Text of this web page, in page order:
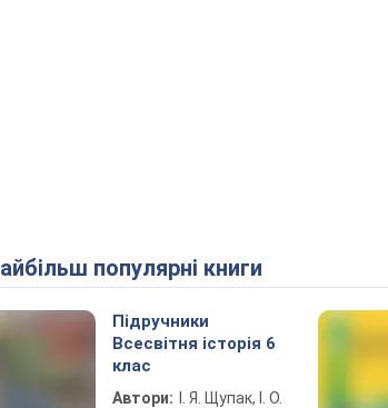
Найбільш популярні книги
Підручники
Всесвітня історія 6
клас
Автори:
І. Я. Щупак, І. О.